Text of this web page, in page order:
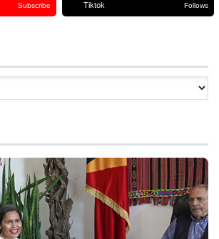
Subscribe Tiktok Follows